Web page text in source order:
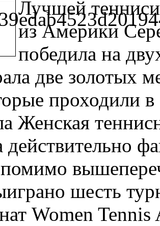
Лучшей
из Америки
победила на
две золотых
проходили
Женская
действительно
помимо
шесть
Women Tennis